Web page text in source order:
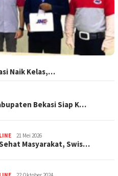
Naik Kelas,…
Bekasi Siap K…
21 Mei 2026
Masyarakat, Swis…